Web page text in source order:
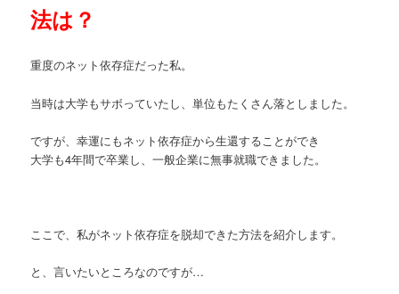
法は？
重度のネット依存症だった私。
当時は大学もサボっていたし、単位もたくさん落としました。
ですが、幸運にもネット依存症から生還することができ
大学も4年間で卒業し、一般企業に無事就職できました。
ここで、私がネット依存症を脱却できた方法を紹介します。
と、言いたいところなのですが…